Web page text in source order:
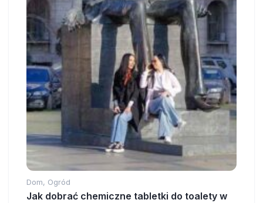
Dom, Ogród
Jak dobrać chemiczne tabletki do toalety w